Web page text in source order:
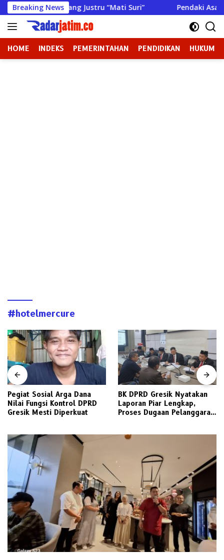
Langsung
ke
konten
Breaking News
Justru “Mati Suri” Pendaki Asal Sumenep
HOME INDEKS PEMERINTAHAN PENDIDIKAN HUKUM
#hotelmercure
Pegiat Sosial Arga Dana
Nilai Fungsi Kontrol DPRD
Gresik Mesti Diperkuat
BK DPRD Gresik Nyatakan
Laporan Piar Lengkap,
Proses Dugaan Pelanggaran